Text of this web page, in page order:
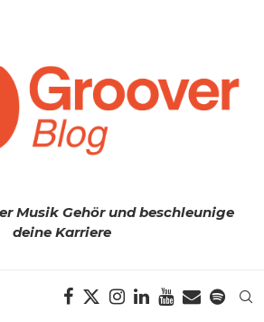
Musik Gehör und beschleunige
deine Karriere